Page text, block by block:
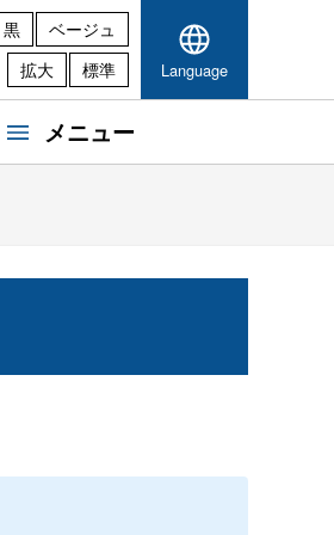
黒
ベージュ
拡大 標準 Language
メニュー